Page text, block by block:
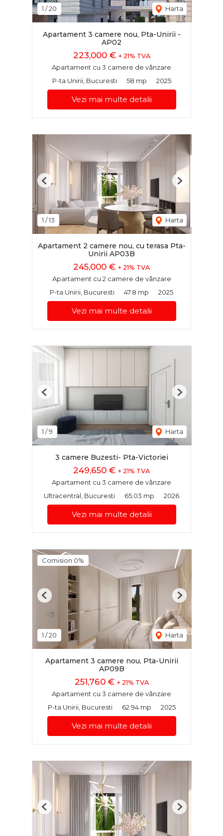
1 /20 Harta
Apartament 3 camere nou, Pta-Unirii -
AP02
223,000 € + 21% TVA
Apartament cu 3 camere de vânzare
P-ta Unirii, Bucuresti
58 mp 2025
Vezi mai multe detalii
1 /13 Harta
Previous Next
Apartament 2 camere nou, cu terasa Pta-
Unirii AP03B
245,000 € + 21% TVA
Apartament cu 2 camere de vânzare
P-ta Unirii, Bucuresti
47.8 mp 2025
Vezi mai multe detalii
1 /9 Harta
Previous Next
3 camere Buzesti- Pta-Victoriei
249,650 € + 21% TVA
Apartament cu 3 camere de vânzare
Ultracentral, Bucuresti
65.03 mp 2026
Vezi mai multe detalii
Comision 0%
1 /20 Harta
Previous Next
Apartament 3 camere nou, Pta-Unirii
AP09B
251,760 € + 21% TVA
Apartament cu 3 camere de vânzare
P-ta Unirii, Bucuresti
62.94 mp 2025
Vezi mai multe detalii
Previous Next